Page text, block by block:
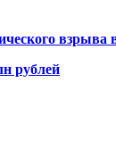
взрыва
рублей